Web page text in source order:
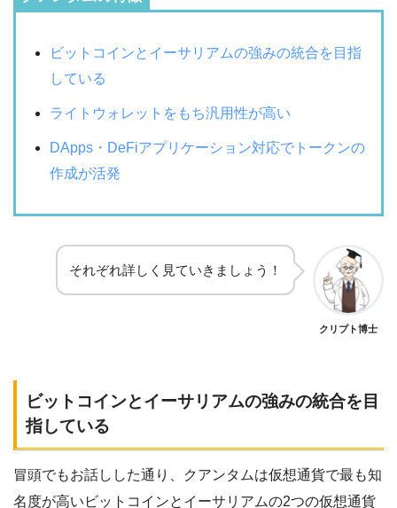
ビットコインとイーサリアムの強みの統合を目指
している
ライトウォレットをもち汎用性が高い
DApps・DeFiアプリケーション対応でトークンの
作成が活発
それぞれ詳しく見ていきましょう！
クリプト博士
ビットコインとイーサリアムの強みの統合を目
指している
冒頭でもお話しした通り、クアンタムは仮想通貨で最も知
名度が高いビットコインとイーサリアムの2つの仮想通貨